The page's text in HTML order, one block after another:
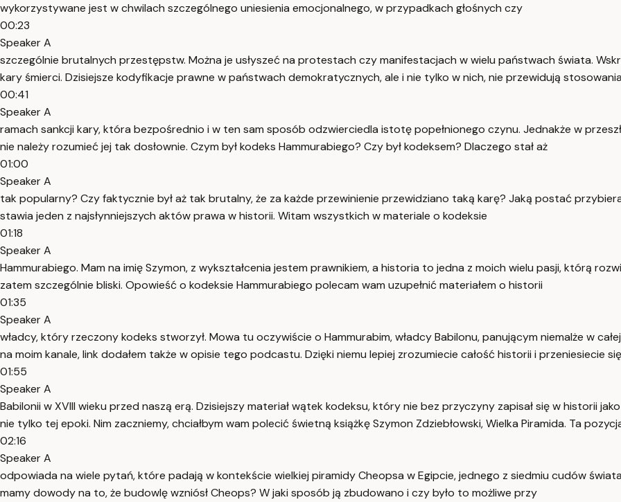
wykorzystywane jest w chwilach szczególnego uniesienia emocjonalnego, w przypadkach głośnych czy
00:23
Speaker A
szczególnie brutalnych przestępstw. Można je usłyszeć na protestach czy manifestacjach w wielu państwach świata.
kary śmierci. Dzisiejsze kodyfikacje prawne w państwach demokratycznych, ale i nie tylko w nich, nie przewidują
00:41
Speaker A
ramach sankcji kary, która bezpośrednio i w ten sam sposób odzwierciedla istotę popełnionego czynu. Jednakże w
nie należy rozumieć jej tak dosłownie. Czym był kodeks Hammurabiego? Czy był kodeksem? Dlaczego stał aż
01:00
Speaker A
tak popularny? Czy faktycznie był aż tak brutalny, że za każde przewinienie przewidziano taką karę? Jaką postać
stawia jeden z najsłynniejszych aktów prawa w historii. Witam wszystkich w materiale o kodeksie
01:18
Speaker A
Hammurabiego. Mam na imię Szymon, z wykształcenia jestem prawnikiem, a historia to jedna z moich wielu pasji, którą
zatem szczególnie bliski. Opowieść o kodeksie Hammurabiego polecam wam uzupełnić materiałem o historii
01:35
Speaker A
władcy, który rzeczony kodeks stworzył. Mowa tu oczywiście o Hammurabim, władcy Babilonu, panującym niemalże w
na moim kanale, link dodałem także w opisie tego podcastu. Dzięki niemu lepiej zrozumiecie całość historii i przeniesiecie
01:55
Speaker A
Babilonii w XVIII wieku przed naszą erą. Dzisiejszy materiał wątek kodeksu, który nie bez przyczyny zapisał się w historii
nie tylko tej epoki. Nim zaczniemy, chciałbym wam polecić świetną książkę Szymon Zdziebłowski, Wielka Piramida. Ta
02:16
Speaker A
odpowiada na wiele pytań, które padają w kontekście wielkiej piramidy Cheopsa w Egipcie, jednego z siedmiu cudów
mamy dowody na to, że budowlę wzniósł Cheops? W jaki sposób ją zbudowano i czy było to możliwe przy